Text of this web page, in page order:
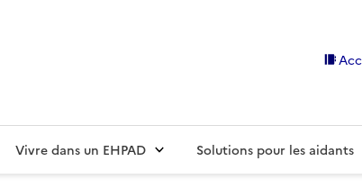
Vivre dans un EHPAD Solutions pour les aidants